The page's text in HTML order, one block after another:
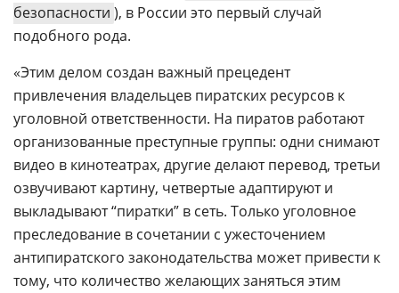
безопасности ), в России это первый случай
подобного рода.
«Этим делом создан важный прецедент
привлечения владельцев пиратских ресурсов к
уголовной ответственности. На пиратов работают
организованные преступные группы: одни снимают
видео в кинотеатрах, другие делают перевод, третьи
озвучивают картину, четвертые адаптируют и
выкладывают “пиратки” в сеть. Только уголовное
преследование в сочетании с ужесточением
антипиратского законодательства может привести к
тому, что количество желающих заняться этим